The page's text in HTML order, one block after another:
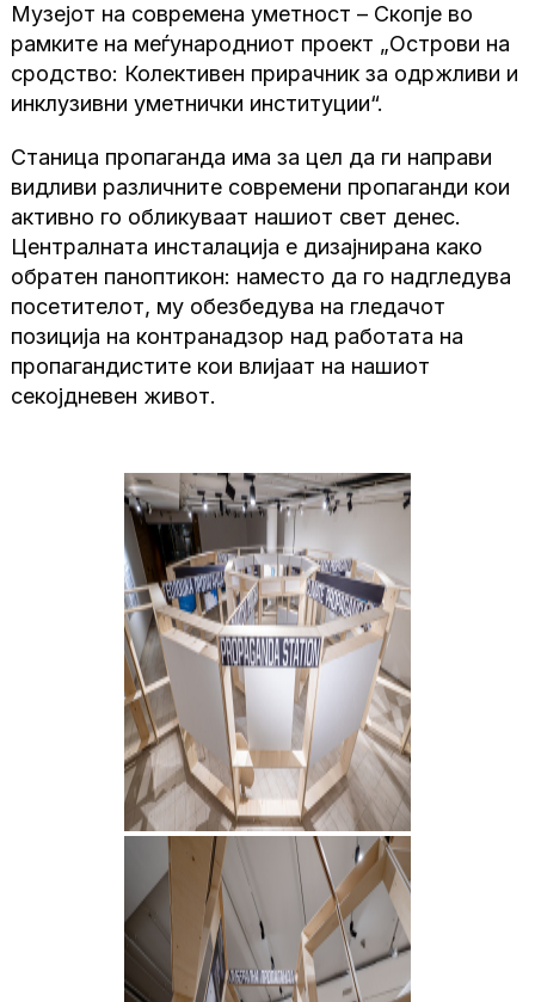
Музејот на современа уметност – Скопје во
рамките на меѓународниот проект „Острови на
сродство: Колективен прирачник за одржливи и
инклузивни уметнички институции“.
Станица пропаганда има за цел да ги направи
видливи различните современи пропаганди кои
активно го обликуваат нашиот свет денес.
Централната инсталација е дизајнирана како
обратен паноптикон: наместо да го надгледува
посетителот, му обезбедува на гледачот
позиција на контранадзор над работата на
пропагандистите кои влијаат на нашиот
секојдневен живот.